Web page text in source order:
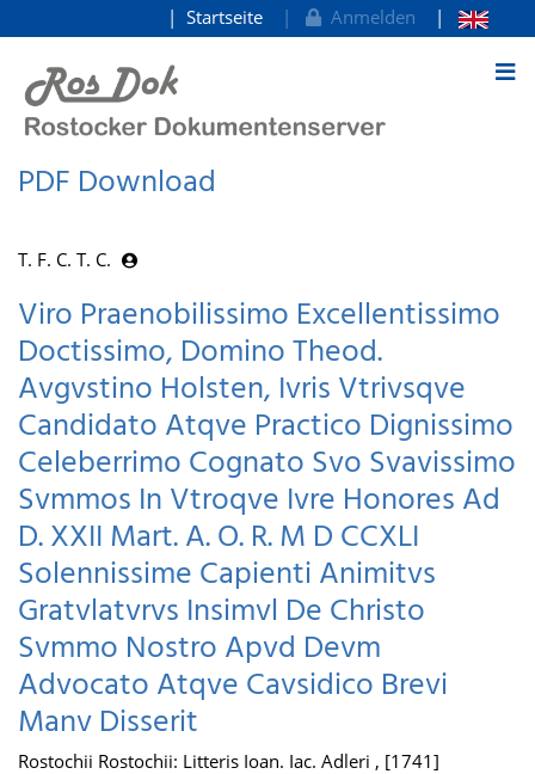
zum Inhalt
Startseite Anmelden
PDF Download
T. F. C. T. C.
Viro Praenobilissimo Excellentissimo
Doctissimo, Domino Theod.
Avgvstino Holsten, Ivris Vtrivsqve
Candidato Atqve Practico Dignissimo
Celeberrimo Cognato Svo Svavissimo
Svmmos In Vtroqve Ivre Honores Ad
D. XXII Mart. A. O. R. M D CCXLI
Solennissime Capienti Animitvs
Gratvlatvrvs Insimvl De Christo
Svmmo Nostro Apvd Devm
Advocato Atqve Cavsidico Brevi
Manv Disserit
Rostochii Rostochii: Litteris Ioan. Iac. Adleri , [1741]